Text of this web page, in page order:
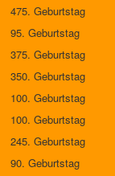
475. Geburtstag
95. Geburtstag
375. Geburtstag
350. Geburtstag
100. Geburtstag
100. Geburtstag
245. Geburtstag
90. Geburtstag